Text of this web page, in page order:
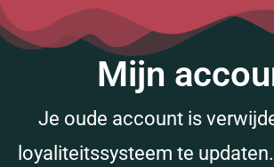
Mijn
Je oude account is
loyaliteitssysteem te